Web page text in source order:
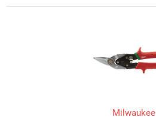
Milwaukee